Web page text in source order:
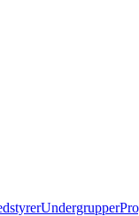
Undergrupper